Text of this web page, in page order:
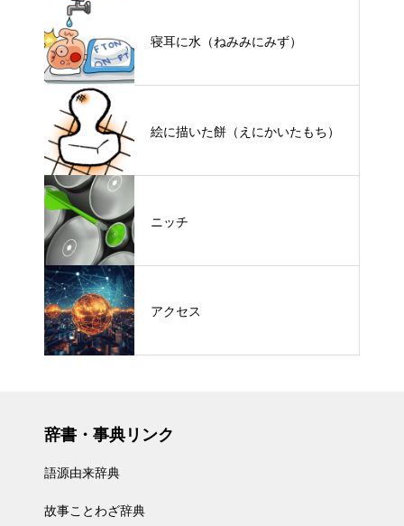
寝耳に水（ねみみにみず）
絵に描いた餅（えにかいたもち）
ニッチ
アクセス
辞書・事典リンク
語源由来辞典
故事ことわざ辞典